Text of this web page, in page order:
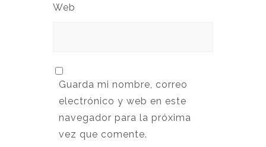
Web
Guarda mi nombre, correo
electrónico y web en este
navegador para la próxima
vez que comente.